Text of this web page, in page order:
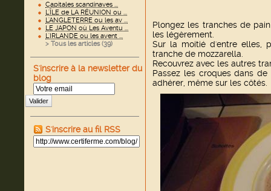
Capitales scandinaves ...
L'ÎLE de LA RÉUNION ou ...
L'ANGLETERRE ou les av ...
LE JAPON où Les Aventu ...
L'IRLANDE ou les avent ...
> Tous les articles (39)
S'inscrire à la newsletter du
blog
Valider
S'inscrire au fil RSS
Plongez les tranches de
les légèrement.
Sur la moitié d'entre elles,
tranche de mozzarella.
Recouvrez avec les autres
Passez les croques dans
adhérer, même sur les côtés.